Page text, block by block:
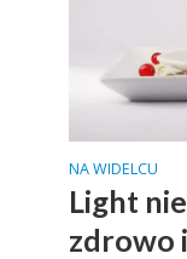
NA WIDELCU
Light
zdrowo